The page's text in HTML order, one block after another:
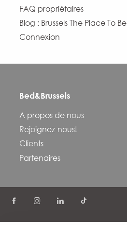
FAQ propriétaires
Blog : Brussels The Place To Be
Connexion
Bed&Brussels
A propos de nous
Rejoignez-nous!
Clients
Partenaires